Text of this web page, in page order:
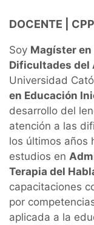
DOCENTE |
Soy Magíster en
Dificultades del
Universidad
en Educación
desarrollo del
atención a las
los últimos años
estudios en
Terapia del
capacitaciones
por
aplicada a la